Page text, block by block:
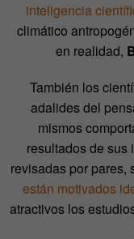
inteligencia
climático
en realidad,
También los
adalides del
mismos
resultados de sus
revisadas por pares,
están motivados
atractivos los